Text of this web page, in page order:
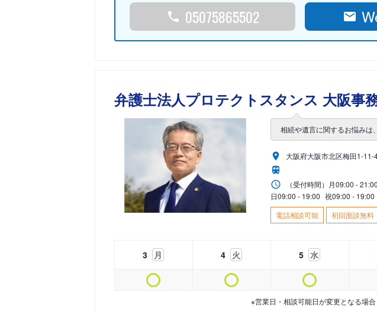
05075865502
弁護士法人プロテクトスタンス 大阪事
相続や遺言に関するお悩みは
大阪府大阪市北区梅田1-
（受付時間） 月09:00 - 21:00
日09:00 - 19:00 祝09:00 - 19:00
電話相談可能
初回面談無料
3 月 4 火 5 水
※営業日・相談可能日が変更となる場